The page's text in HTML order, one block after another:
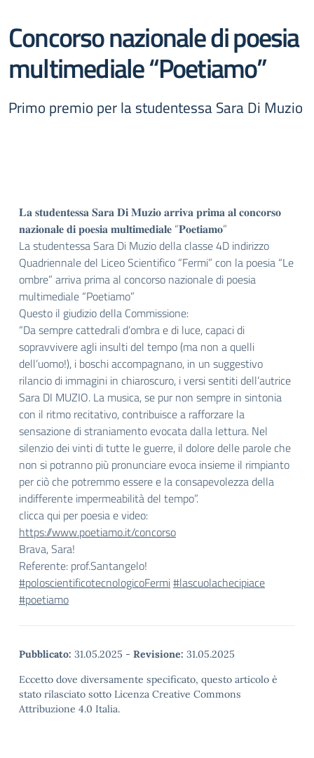
Concorso nazionale di poesia
multimediale “Poetiamo”
Primo premio per la studentessa Sara Di Muzio
𝐋𝐚 𝐬𝐭𝐮𝐝𝐞𝐧𝐭𝐞𝐬𝐬𝐚 𝐒𝐚𝐫𝐚 𝐃𝐢 𝐌𝐮𝐳𝐢𝐨 𝐚𝐫𝐫𝐢𝐯𝐚 𝐩𝐫𝐢𝐦𝐚 𝐚𝐥 𝐜𝐨𝐧𝐜𝐨𝐫𝐬𝐨
𝐧𝐚𝐳𝐢𝐨𝐧𝐚𝐥𝐞 𝐝𝐢 𝐩𝐨𝐞𝐬𝐢𝐚 𝐦𝐮𝐥𝐭𝐢𝐦𝐞𝐝𝐢𝐚𝐥𝐞 “𝐏𝐨𝐞𝐭𝐢𝐚𝐦𝐨”
La studentessa Sara Di Muzio della classe 4D indirizzo
Quadriennale del Liceo Scientifico “Fermi” con la poesia “Le
ombre” arriva prima al concorso nazionale di poesia
multimediale “Poetiamo”
Questo il giudizio della Commissione:
“Da sempre cattedrali d’ombra e di luce, capaci di
sopravvivere agli insulti del tempo (ma non a quelli
dell’uomo!), i boschi accompagnano, in un suggestivo
rilancio di immagini in chiaroscuro, i versi sentiti dell’autrice
Sara DI MUZIO. La musica, se pur non sempre in sintonia
con il ritmo recitativo, contribuisce a rafforzare la
sensazione di straniamento evocata dalla lettura. Nel
silenzio dei vinti di tutte le guerre, il dolore delle parole che
non si potranno più pronunciare evoca insieme il rimpianto
per ciò che potremmo essere e la consapevolezza della
indifferente impermeabilità del tempo”.
clicca qui per poesia e video:
https://www.poetiamo.it/concorso
Brava, Sara!
Referente: prof.Santangelo!
#poloscientificotecnologicoFermi#lascuolachecipiace
#poetiamo
Pubblicato: 31.05.2025 - Revisione: 31.05.2025
Eccetto dove diversamente specificato, questo articolo è
stato rilasciato sotto Licenza Creative Commons
Attribuzione 4.0 Italia.